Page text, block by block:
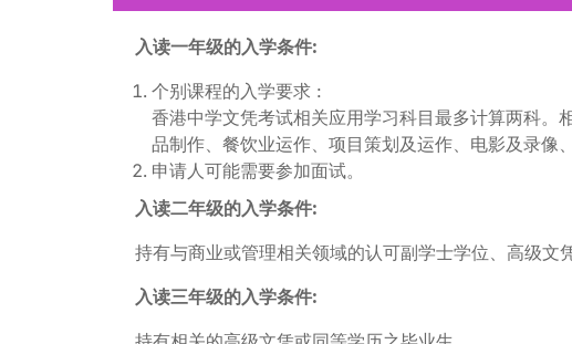
入读一年级的入学条件:
个别课程的入学要求 :
香港中学文凭考试相关应用学习科目最多计算两科。
品制作、餐饮业运作、项目策划及运作、电影及录像
申请人可能需要参加面试。
入读二年级的入学条件:
持有与商业或管理相关领域的认可副学士学位、高级文
入读三年级的入学条件: